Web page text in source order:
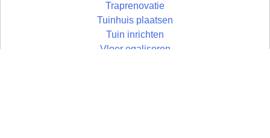
Traprenovatie
Tuinhuis plaatsen
Tuin inrichten
Vloer egaliseren